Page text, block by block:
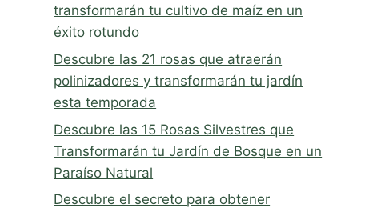
transformarán tu cultivo de maíz en un
éxito rotundo
Descubre las 21 rosas que atraerán
polinizadores y transformarán tu jardín
esta temporada
Descubre las 15 Rosas Silvestres que
Transformarán tu Jardín de Bosque en un
Paraíso Natural
Descubre el secreto para obtener